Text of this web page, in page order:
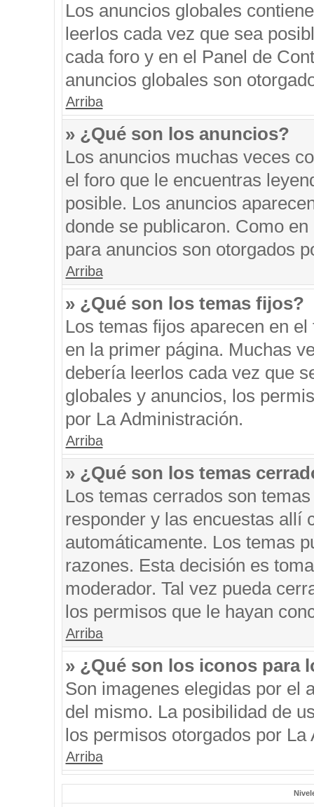
Los anuncios globales
leerlos cada vez que sea
cada foro y en el Panel de
anuncios globales son
Arriba
» ¿Qué son los anuncios?
Los anuncios muchas veces
el foro que le encuentras
posible. Los anuncios
donde se publicaron. Como
para anuncios son otorgados
Arriba
» ¿Qué son los temas fijos?
Los temas fijos aparecen en
en la primer página. Muchas
debería leerlos cada vez que
globales y anuncios, los
por La Administración.
Arriba
» ¿Qué son los temas
Los temas cerrados son
responder y las encuestas allí
automáticamente. Los temas
razones. Esta decisión es
moderador. Tal vez pueda
los permisos que le hayan
Arriba
» ¿Qué son los iconos para
Son imagenes elegidas por el
del mismo. La posibilidad de
los permisos otorgados por La
Arriba